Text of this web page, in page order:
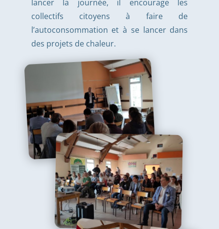
lancer la journée, il encourage les
collectifs citoyens à faire de
l’autoconsommation et à se lancer dans
des projets de chaleur.